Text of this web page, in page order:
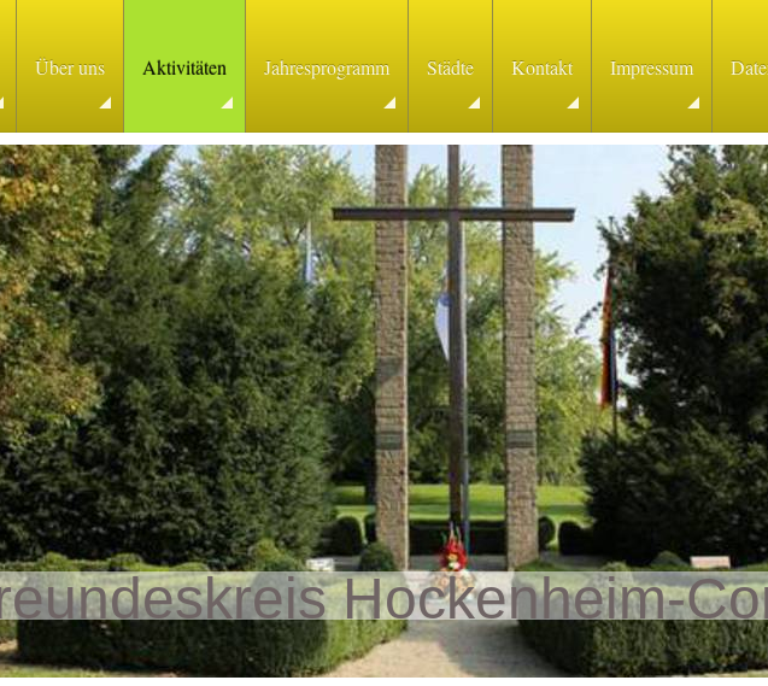
Über uns Aktivitäten Jahresprogramm Städte Kontakt Impressum
Hockenheim-